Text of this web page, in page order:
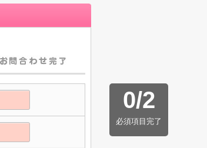
0/2
必須項目完了